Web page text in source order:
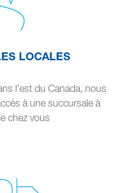
LOCALES
l’est du Canada, nous
à une succursale à
chez vous